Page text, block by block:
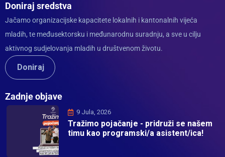
Doniraj sredstva
Jačamo organizacijske kapacitete lokalnih i kantonalnih vijeća
mladih, te međusektorsku i međunarodnu suradnju, a sve u cilju
aktivnog sudjelovanja mladih u društvenom životu.
Doniraj
Zadnje objave
9 Jula, 2026
Tražimo pojačanje - pridruži se našem
timu kao programski/a asistent/ica!